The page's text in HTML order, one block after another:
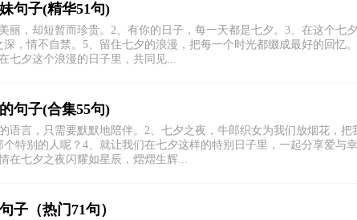
句子(精华51句)
丽，却短暂而珍贵。2、有你的日子，每一天都是七夕。3、在这个七
，情不自禁。5、留住七夕的浪漫，把每一个时光都缀成最好的回忆
七夕这个浪漫的日子里，共同见...
句子(合集55句)
语言，只需要默默地陪伴。2、七夕之夜，牛郎织女为我们放烟花，
特别的人呢？4、就让我们在七夕这样的特别日子里，一起分享爱与
在七夕之夜闪耀如星辰，熠熠生辉...
子（热门71句）